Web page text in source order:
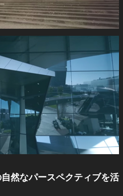
然なパースペクティブを活